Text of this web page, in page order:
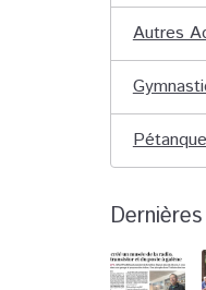
Autres
Pétanque